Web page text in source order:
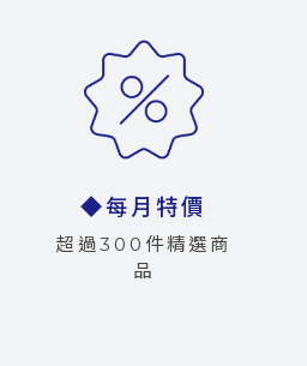
◆每月特價
超過300件精選商
品